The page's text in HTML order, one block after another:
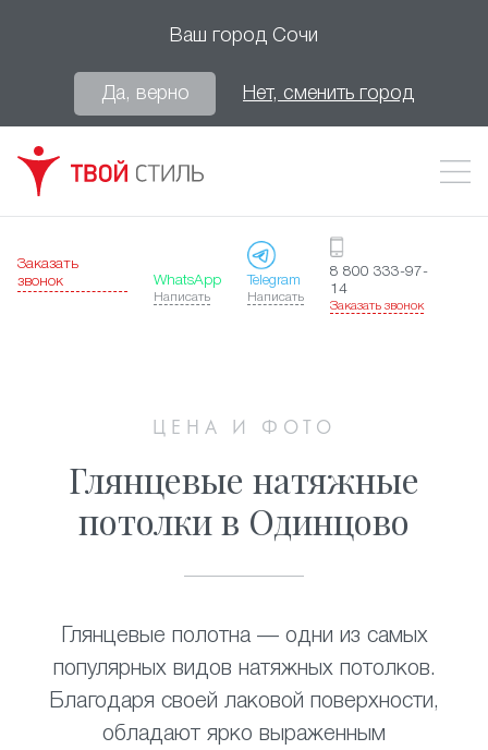
Ваш город Сочи
Да, верно Нет, сменить город
Заказать
звонок
WhatsApp
Написать
Telegram
Написать
8 800 333-97-
14
Заказать звонок
ЦЕНА И ФОТО
Глянцевые натяжные
потолки в Одинцово
Глянцевые полотна — одни из самых
популярных видов натяжных потолков.
Благодаря своей лаковой поверхности,
обладают ярко выраженным